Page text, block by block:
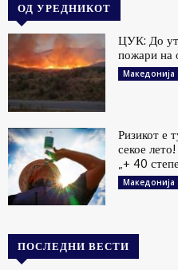
ОД УРЕДНИКОТ
ЦУК: До
пожари на
Македонија
Ризикот е
секое
„+ 40
Македонија
ПОСЛЕДНИ ВЕСТИ